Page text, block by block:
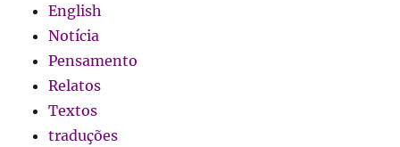
English
Notícia
Pensamento
Relatos
Textos
traduções